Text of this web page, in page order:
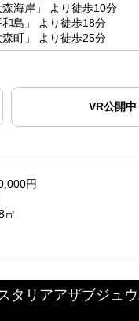
海岸」 より徒歩10分
島」 より徒歩18分
町」 より徒歩25分
VR公開中
円
㎡
スタリアアザブジュ